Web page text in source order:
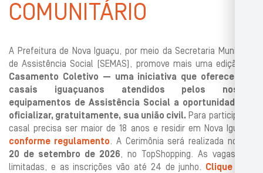
COMUNITÁRIO
A Prefeitura de Nova Iguaçu, por meio da Secretaria Municipal
de Assistência Social (SEMAS), promove mais uma edição do
Casamento Coletivo — uma iniciativa que oferece aos
casais iguaçuanos atendidos pelos nossos
equipamentos de Assistência Social a oportunidade de
oficializar, gratuitamente, sua união civil. Para participar, o
casal precisa ser maior de 18 anos e residir em Nova Iguaçu,
conforme regulamento. A Cerimônia será realizada no
20 de setembro de 2026, no TopShopping. As vagas são
limitadas, e as inscrições vão até 24 de junho. Clique aqui